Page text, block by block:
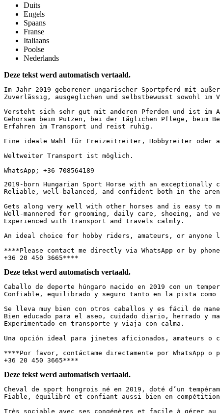
Duits
Engels
Spaans
Franse
Italiaans
Poolse
Nederlands
Deze tekst werd automatisch vertaald.
Im Jahr 2019 geborener ungarischer Sportpferd mit
Zuverlässig, ausgeglichen und selbstbewusst sowohl
Versteht sich sehr gut mit anderen Pferden und ist
Gehorsam beim Putzen, bei der täglichen Pflege, beim
Erfahren im Transport und reist ruhig.
Eine ideale Wahl für Freizeitreiter, Hobbyreiter oder
Weltweiter Transport ist möglich.
WhatsApp; +36 708564189
2019-born Hungarian Sport Horse with an exceptionally
Reliable, well-balanced, and confident both in the
Gets along very well with other horses and is easy to
Well-mannered for grooming, daily care, shoeing, and
Experienced with transport and travels calmly.
An ideal choice for hobby riders, amateurs, or anyone
****Please contact me directly via WhatsApp or by
+36 20 450 3665****
Deze tekst werd automatisch vertaald.
Caballo de deporte húngaro nacido en 2019 con un
Confiable, equilibrado y seguro tanto en la pista
Se lleva muy bien con otros caballos y es fácil de
Bien educado para el aseo, cuidado diario, herrado y
Experimentado en transporte y viaja con calma.
Una opción ideal para jinetes aficionados, amateurs o
****Por favor, contáctame directamente por
+36 20 450 3665****
Deze tekst werd automatisch vertaald.
Cheval de sport hongrois né en 2019, doté d’un
Fiable, équilibré et confiant aussi bien en compétition
Très sociable avec ses congénères et facile à gérer